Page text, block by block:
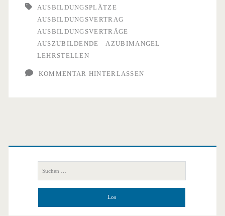
verschärft
sich
AUSBILDUNGSPLÄTZE
AUSBILDUNGSVERTRAG
AUSBILDUNGSVERTRÄGE
AUSZUBILDENDE
AZUBIMANGEL
LEHRSTELLEN
KOMMENTAR HINTERLASSEN
Primäre
Seitenleiste
nach: